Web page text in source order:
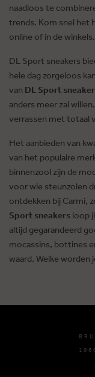
naadloos te
trends. Kom snel het
online of in de winkels.
DL Sport sneakers
hele dag zorgeloos
van DL Sport
anders meer zal
verrassen met totaal
Het aanbieden van
van het populaire
binnenzool zijn de
voor wie steunzolen
ontdekken bij Carmi,
Sport sneakers loop
altijd gegarandeerd
mocassins, bottines
waard. Welke